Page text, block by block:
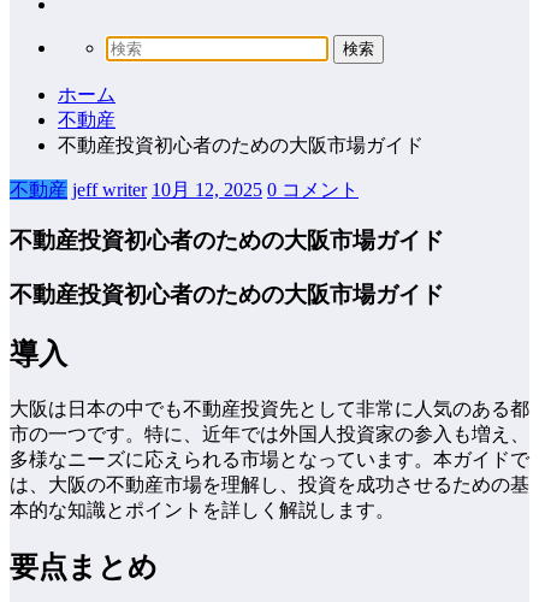
ホーム
不動産
不動産投資初心者のための大阪市場ガイド
不動産 jeff writer 10月 12, 2025 0 コメント
不動産投資初心者のための大阪市場ガイド
不動産投資初心者のための大阪市場ガイド
導入
大阪は日本の中でも不動産投資先として非常に人気のある都
市の一つです。特に、近年では外国人投資家の参入も増え、
多様なニーズに応えられる市場となっています。本ガイドで
は、大阪の不動産市場を理解し、投資を成功させるための基
本的な知識とポイントを詳しく解説します。
要点まとめ